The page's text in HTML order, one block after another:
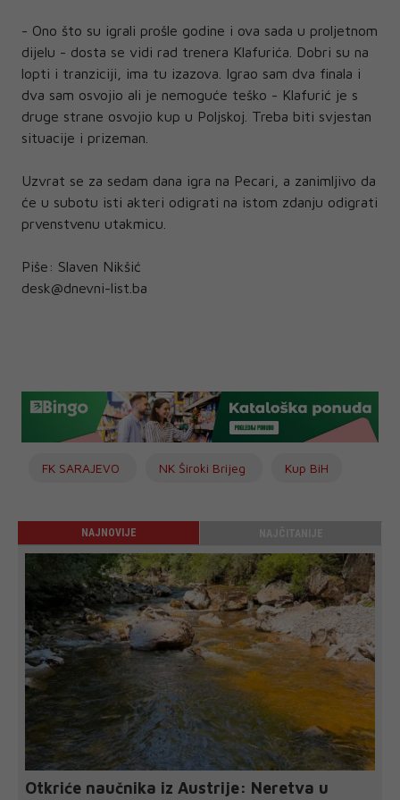
- Ono što su igrali prošle godine i ova sada u proljetnom
dijelu - dosta se vidi rad trenera Klafurića. Dobri su na
lopti i tranziciji, ima tu izazova. Igrao sam dva finala i
dva sam osvojio ali je nemoguće teško - Klafurić je s
druge strane osvojio kup u Poljskoj. Treba biti svjestan
situacije i prizeman.
Uzvrat se za sedam dana igra na Pecari, a zanimljivo da
će u subotu isti akteri odigrati na istom zdanju odigrati
prvenstvenu utakmicu.
Piše: Slaven Nikšić
desk@dnevni-list.ba
FK SARAJEVO NK Široki Brijeg Kup BiH
NAJNOVIJE
Otkriće naučnika iz Austrije: Neretva u